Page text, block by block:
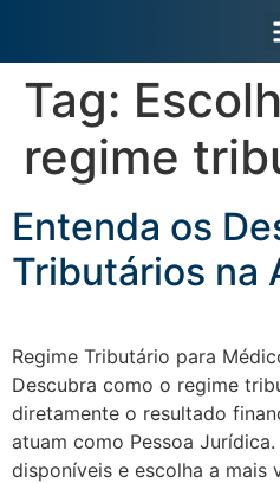
Tag:
regime
Entenda os
Tributários na
Regime Tributário para
Descubra como o regime
diretamente o resultado
atuam como Pessoa
disponíveis e escolha a mais